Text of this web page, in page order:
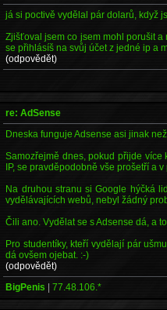
já si poctivě vydělal pár dolarů, když
Zjišťoval jsem co jsem mohl porušit
se přihlásíš na svůj účet z jedné ip a
(odpovědět)
re: AdSense
Dneska funguje Adsense asi jinak
Samozřejmě dnes, pokud přijde
IP, se pravděpodobně vše prošetří a
Na druhou stranu si Google hýčká
vydělávajících webů, nebyl žádný
Čili ano. Vydělat se s Adsense dá, a
Pro studentíky, kteří vydělají pár
dá ovšem ojebat. :-)
(odpovědět)
BigPenis |77.48.106.*